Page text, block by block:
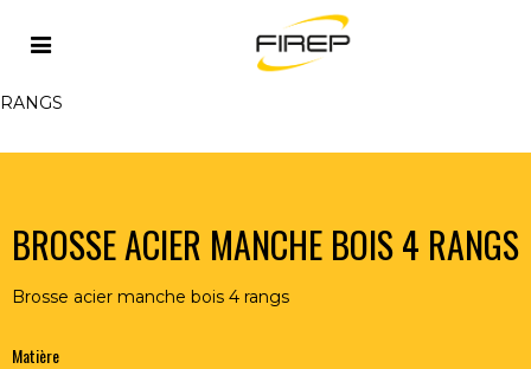
Accueil OUTILLAGE DU SOUDEUR >
BROSSE ACIER MANCHE BOIS 4
RANGS
BROSSE ACIER MANCHE BOIS 4 RANGS
Brosse acier manche bois 4 rangs
Matière